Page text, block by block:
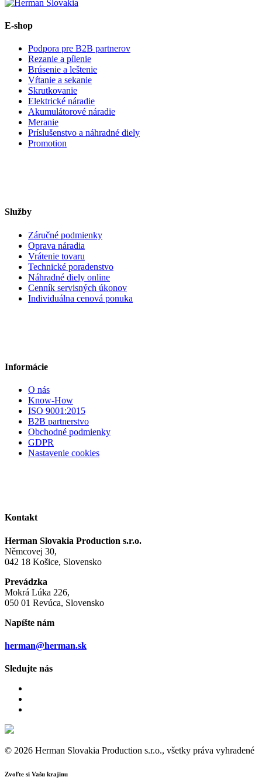
E-shop
Podpora pre B2B partnerov
Rezanie a pílenie
Brúsenie a leštenie
Vŕtanie a sekanie
Skrutkovanie
Elektrické náradie
Akumulátorové náradie
Meranie
Príslušenstvo a náhradné diely
Promotion
Služby
Záručné podmienky
Oprava náradia
Vrátenie tovaru
Technické poradenstvo
Náhradné diely online
Cenník servisných úkonov
Individuálna cenová ponuka
Informácie
O nás
Know-How
ISO 9001:2015
B2B partnerstvo
Obchodné podmienky
GDPR
Nastavenie cookies
Kontakt
Herman Slovakia Production s.r.o.
Němcovej 30,
042 18 Košice, Slovensko
Prevádzka
Mokrá Lúka 226,
050 01 Revúca, Slovensko
Napíšte nám
herman@herman.sk
Sledujte nás
© 2026 Herman Slovakia Production s.r.o., všetky práva vyhradené
Zvoľte si Vašu krajinu